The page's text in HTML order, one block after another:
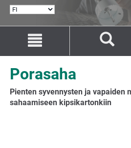
sisältöön
navigaatioon
Porasaha
Pienten syvennysten ja vapaiden
sahaamiseen kipsikartonkiin